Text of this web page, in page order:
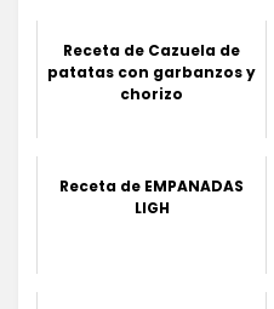
Receta de Cazuela de
patatas con garbanzos y
chorizo
Receta de EMPANADAS
LIGH